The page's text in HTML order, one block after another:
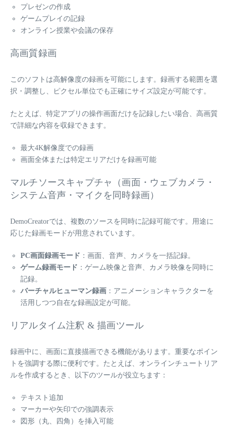
プレゼンの作成
ゲームプレイの記録
オンライン授業や会議の保存
高画質録画
このソフトは高解像度の録画を可能にします。録画する範囲を選
択・調整し、ピクセル単位でも正確にサイズ設定が可能です。
たとえば、特定アプリの操作画面だけを記録したい場合、高画質
で詳細な内容を収録できます。
最大4K解像度での録画
画面全体または特定エリアだけを録画可能
マルチソースキャプチャ（画面・ウェブカメラ・
システム音声・マイクを同時録画）
DemoCreatorでは、複数のソースを同時に記録可能です。用途に
応じた録画モードが用意されています。
PC画面録画モード ：画面、音声、カメラを一括記録。
ゲーム録画モード ：ゲーム映像と音声、カメラ映像を同時に
記録。
バーチャルヒューマン録画 ：アニメーションキャラクターを
活用しつつ自在な録画設定が可能。
リアルタイム注釈 & 描画ツール
録画中に、画面に直接描画できる機能があります。重要なポイン
トを強調する際に便利です。たとえば、オンラインチュートリア
ルを作成するとき、以下のツールが役立ちます：
テキスト追加
マーカーや矢印での強調表示
図形（丸、四角）を挿入可能